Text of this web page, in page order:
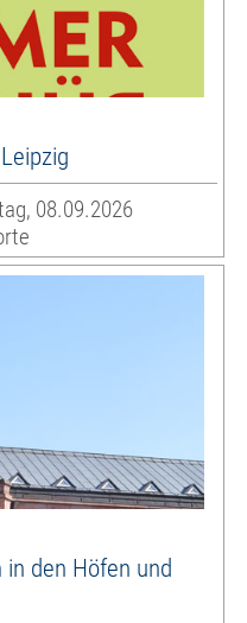
08.09.2026
den Höfen und